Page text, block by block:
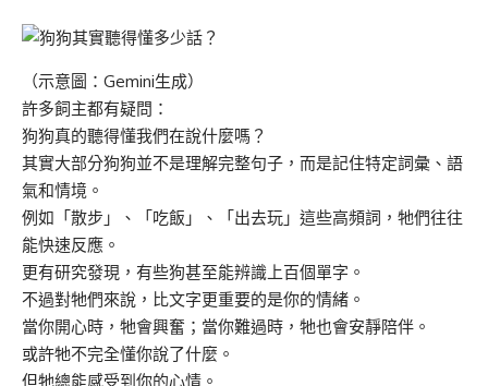
（示意圖：Gemini生成）
許多飼主都有疑問：
狗狗真的聽得懂我們在說什麼嗎？
其實大部分狗狗並不是理解完整句子，而是記住特定詞彙、語
氣和情境。
例如「散步」、「吃飯」、「出去玩」這些高頻詞，牠們往往
能快速反應。
更有研究發現，有些狗甚至能辨識上百個單字。
不過對牠們來說，比文字更重要的是你的情緒。
當你開心時，牠會興奮；當你難過時，牠也會安靜陪伴。
或許牠不完全懂你說了什麼。
但牠總能感受到你的心情。